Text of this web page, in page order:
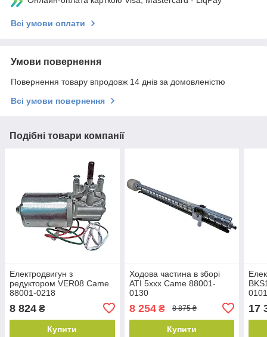
Всі умови оплати
Умови повернення
Повернення товару впродовж 14 днів за домовленістю
Всі умови повернення
Подібні товари компанії
Електродвигун з
редуктором VER08 Came
88001-0218
8 824 ₴
Купити
Ходова частина в зборі
ATI 5xxx Came 88001-
0130
8 254₴ 8 875 ₴
Купити
17